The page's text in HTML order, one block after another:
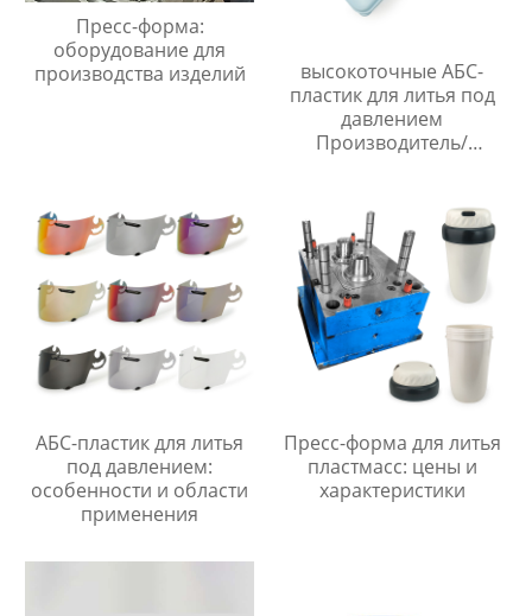
Пресс-форма:
оборудование для
производства изделий
высокоточные АБС-
пластик для литья под
давлением
Производитель/
АБС-пластик для литья
под давлением:
особенности и области
применения
Пресс-форма для литья
пластмасс: цены и
характеристики